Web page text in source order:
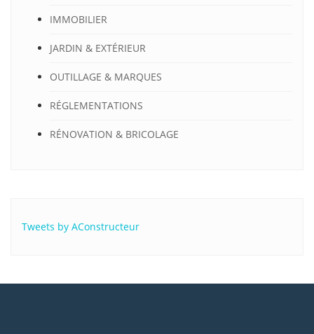
IMMOBILIER
JARDIN & EXTÉRIEUR
OUTILLAGE & MARQUES
RÉGLEMENTATIONS
RÉNOVATION & BRICOLAGE
Tweets by AConstructeur